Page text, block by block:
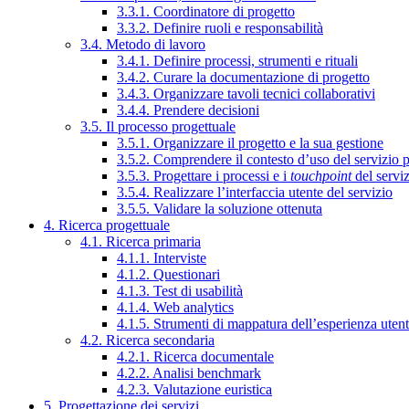
3.3.1. Coordinatore di progetto
3.3.2. Definire ruoli e responsabilità
3.4. Metodo di lavoro
3.4.1. Definire processi, strumenti e rituali
3.4.2. Curare la documentazione di progetto
3.4.3. Organizzare tavoli tecnici collaborativi
3.4.4. Prendere decisioni
3.5. Il processo progettuale
3.5.1. Organizzare il progetto e la sua gestione
3.5.2. Comprendere il contesto d’uso del servizio
3.5.3. Progettare i processi e i touchpointdel
3.5.4. Realizzare l’interfaccia utente del servizio
3.5.5. Validare la soluzione ottenuta
4. Ricerca progettuale
4.1. Ricerca primaria
4.1.1. Interviste
4.1.2. Questionari
4.1.3. Test di usabilità
4.1.4. Web analytics
4.1.5. Strumenti di mappatura dell’esperienza
4.2. Ricerca secondaria
4.2.1. Ricerca documentale
4.2.2. Analisi benchmark
4.2.3. Valutazione euristica
5. Progettazione dei servizi